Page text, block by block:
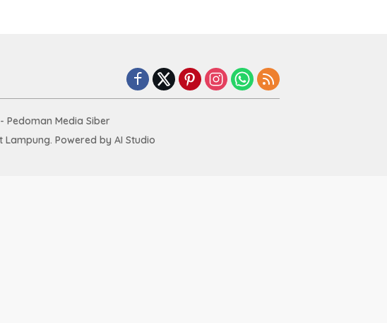
Pedoman Media Siber
Powered by AI Studio